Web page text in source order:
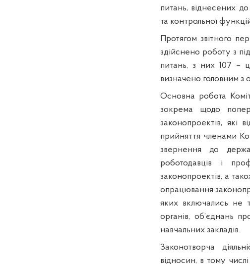
питань, віднесених
та контрольної
Протягом звітного
здійснено роботу з
питань, з них107 –
визначено головним з
Основна робота
зокрема щодо
законопроектів, які
прийняття членами
звернення до
роботодавців і
законопроектів, а
опрацювання
яких включались не
органів, об’єднань
навчальних закладів.
Законотворча
відносин, в тому